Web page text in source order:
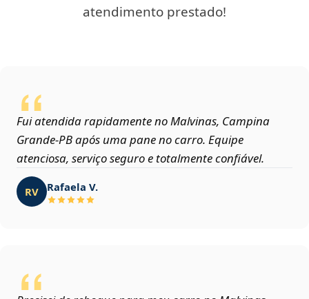
atendimento prestado!
Fui atendida rapidamente no Malvinas, Campina
Grande‑PB após uma pane no carro. Equipe
atenciosa, serviço seguro e totalmente confiável.
RV Rafaela V.